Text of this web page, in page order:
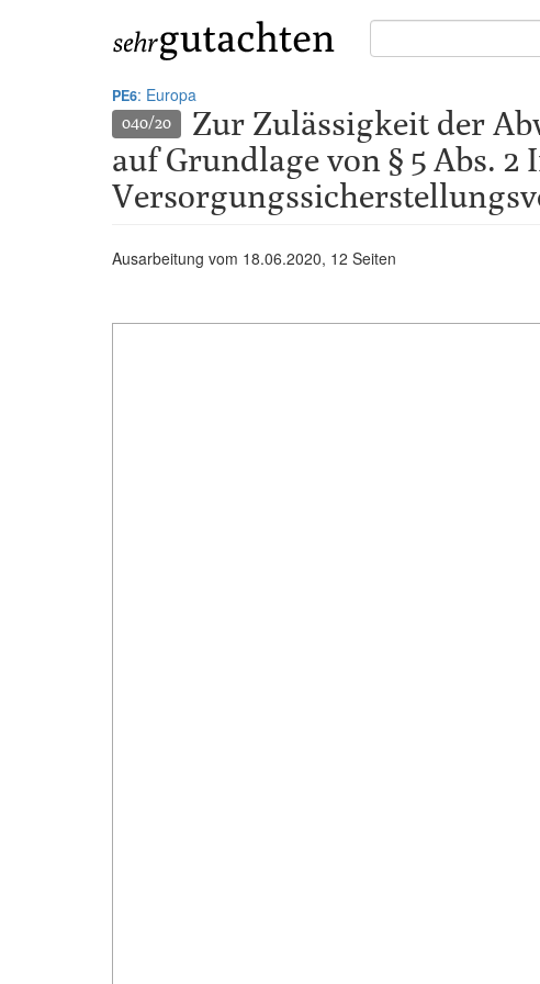
Suche
in
PE6: Europa
040/20
Zur Zulässigkeit der
auf Grundlage von § 5 Abs.
Ausarbeitung vom 18.06.2020, 12 Seiten